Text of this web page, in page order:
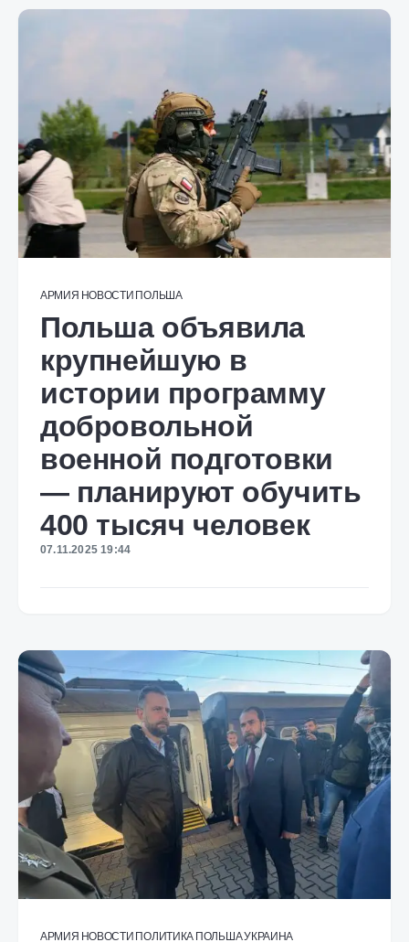
АРМИЯ НОВОСТИ ПОЛЬША
Польша объявила
крупнейшую в
истории программу
добровольной
военной подготовки
— планируют обучить
400 тысяч человек
07.11.2025 19:44
АРМИЯ НОВОСТИ ПОЛИТИКА ПОЛЬШАУКРАИНА